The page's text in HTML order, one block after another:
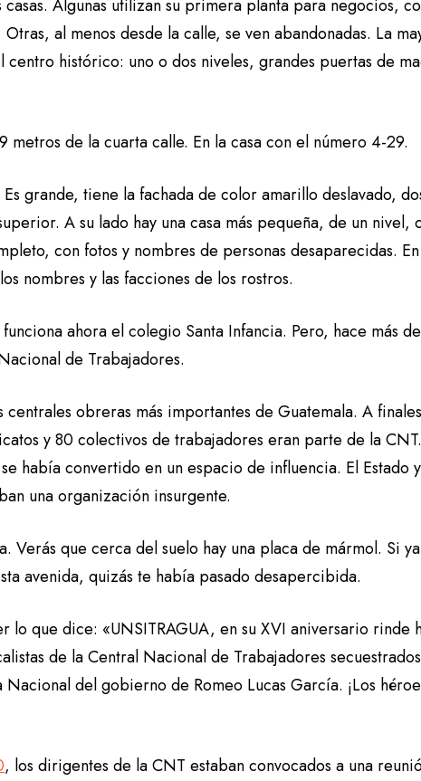
casas. Algunas utilizan su primera planta para negocios,
al menos desde la calle, se ven abandonadas. La
histórico: uno o dos niveles, grandes puertas de
metros de la cuarta calle. En la casa con el número 4-29.
grande, tiene la fachada de color amarillo deslavado,
A su lado hay una casa más pequeña, de un nivel,
con fotos y nombres de personas desaparecidas. En
nombres y las facciones de los rostros.
ahora el colegio Santa Infancia. Pero, hace más
de Trabajadores.
centrales obreras más importantes de Guatemala. A
y 80 colectivos de trabajadores eran parte de la
había convertido en un espacio de influencia. El Estado
una organización insurgente.
Verás que cerca del suelo hay una placa de mármol. Si
avenida, quizás te había pasado desapercibida.
lo que dice: «UNSITRAGUA, en su XVI aniversario rinde
de la Central Nacional de Trabajadores
del gobierno de Romeo Lucas García. ¡Los
, los dirigentes de la CNT estaban convocados a una